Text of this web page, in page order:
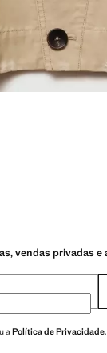
vendas privadas
aPolítica de Privacidade.